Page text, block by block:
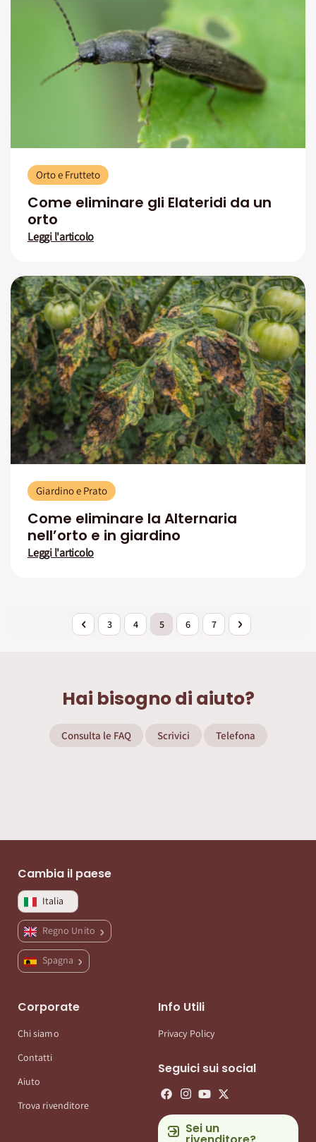
Orto e Frutteto
Come eliminare gli Elateridi da un
orto
Leggi l'articolo
Giardino e Prato
Come eliminare la Alternaria
nell’orto e in giardino
Leggi l'articolo
PaginaPagina
Precedente
Pagina
3 Pagina
4 Attualmente stai leggendo la pagina
5 Pagina
6 Pagina
7 Pagina
Successivo
Hai bisogno di aiuto?
Consulta le FAQ Scrivici Telefona
Cambia il paese
Italia
Regno Unito
Spagna
Corporate
Chi siamo
Contatti
Aiuto
Trova rivenditore
Info Utili
Privacy Policy
Seguici sui social
Sei un